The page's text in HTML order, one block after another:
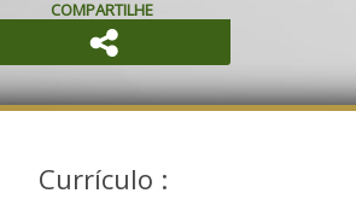
COMPARTILHE
Currículo :